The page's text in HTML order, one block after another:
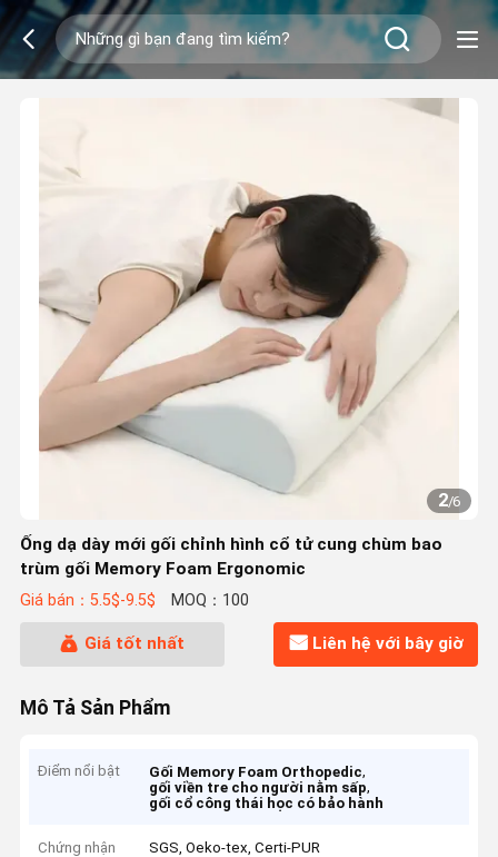
2/6
Ống dạ dày mới gối chỉnh hình cổ tử cung chùm bao
trùm gối Memory Foam Ergonomic
Giá bán：5.5$-9.5$ MOQ：100
Giá tốt nhất Liên hệ với bây giờ
Mô Tả Sản Phẩm
Điểm nổi bật Gối Memory Foam Orthopedic,
gối viền tre cho người nằm sấp,
gối cổ công thái học có bảo hành
Chứng nhận SGS, Oeko-tex, Certi-PUR